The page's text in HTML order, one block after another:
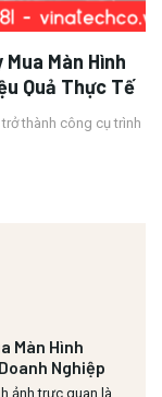
Màn Hình
Nghiệp
ảnh trực quan là
Màn Hình
Quả Thực Tế
thành công cụ trình